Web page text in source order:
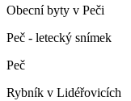
Obecní byty v Peči
Peč - letecký snímek
Peč
Rybník v Lidéřovicích